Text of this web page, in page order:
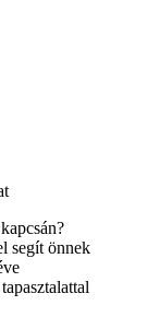
segít önnek